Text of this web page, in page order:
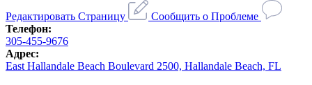
Редактировать Страницу
Сообщить о Проблеме
Телефон:
305-455-9676
Адрес:
East Hallandale Beach Boulevard 2500, Hallandale Beach, FL